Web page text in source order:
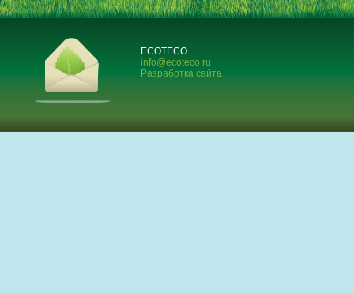
ECOTECO
info@ecoteco.ru
Разработка сайта